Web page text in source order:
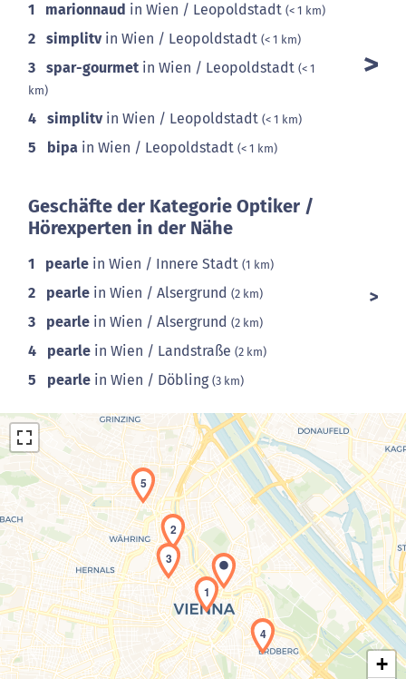
1 marionnaud in Wien / Leopoldstadt (< 1 km)
2 simplitvin Wien / Leopoldstadt (< 1 km)
3 spar-gourmet in Wien / Leopoldstadt (< 1
km)
4 simplitvin Wien / Leopoldstadt (< 1 km)
5 bipa in Wien / Leopoldstadt (< 1 km)
Geschäfte der Kategorie Optiker /
Hörexperten in der Nähe
1 pearle in Wien / Innere Stadt (1 km)
2 pearle in Wien / Alsergrund (2 km)
3 pearle in Wien / Alsergrund (2 km)
4 pearle in Wien / Landstraße (2 km)
5 pearle in Wien / Döbling (3 km)
Laden der Karte...
1
2
3
4
5
+